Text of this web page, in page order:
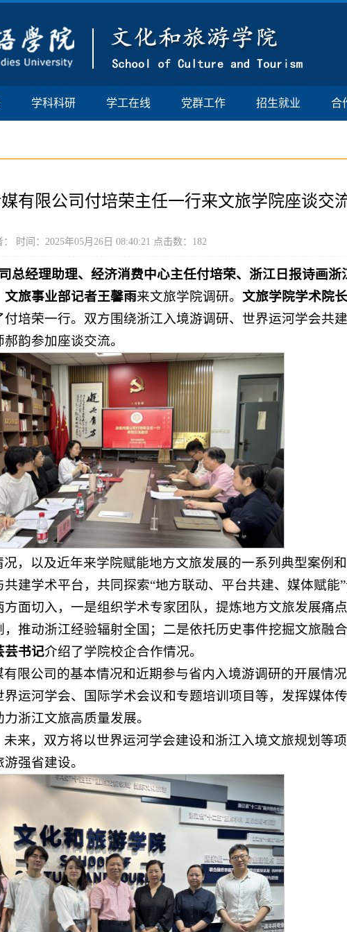
学科科研 学工在线 党群工作 招生就业 合
有限公司付培荣主任一行来文旅学院座谈交
： 时间：2025年05月26日 08:40:21 点击数： 182
总经理助理、经济消费中心主任付培荣、浙江日报诗画浙
旅事业部记者王馨雨来文旅学院调研。 文旅学院学术院
付培荣一行。双方围绕浙江入境游调研、世界运河学会共
韵参加座谈交流。
，以及近年来学院赋能地方文旅发展的一系列典型案例
建学术平台，共同探索“地方联动、平台共建、媒体赋能
面切入，一是组织学术专家团队，提炼地方文旅发展痛
推动浙江经验辐射全国；二是依托历史事件挖掘文旅融
芸书记介绍了学院校企合作情况。
限公司的基本情况和近期参与省内入境游调研的开展情
运河学会、国际学术会议和专题培训项目等，发挥媒体
浙江文旅高质量发展。
来，双方将以世界运河学会建设和浙江入境文旅规划等
强省建设。